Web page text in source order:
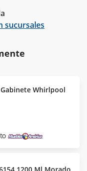
sucursales
Whirlpool